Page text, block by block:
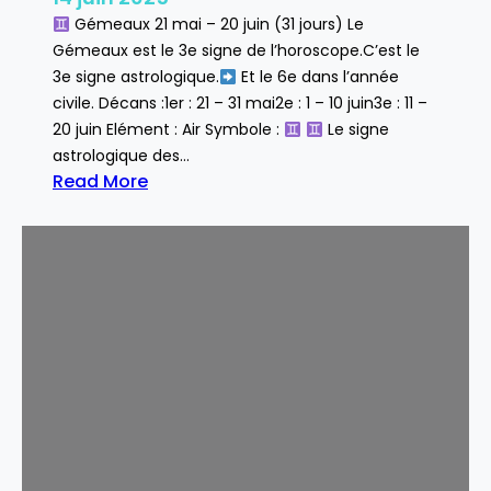
Gémeaux 21 mai – 20 juin (31 jours) Le
Gémeaux est le 3e signe de l’horoscope.C’est le
3e signe astrologique.
Et le 6e dans l’année
civile. Décans :1er : 21 – 31 mai2e : 1 – 10 juin3e : 11 –
20 juin Elément : Air Symbole :
Le signe
astrologique des…
Read More
G